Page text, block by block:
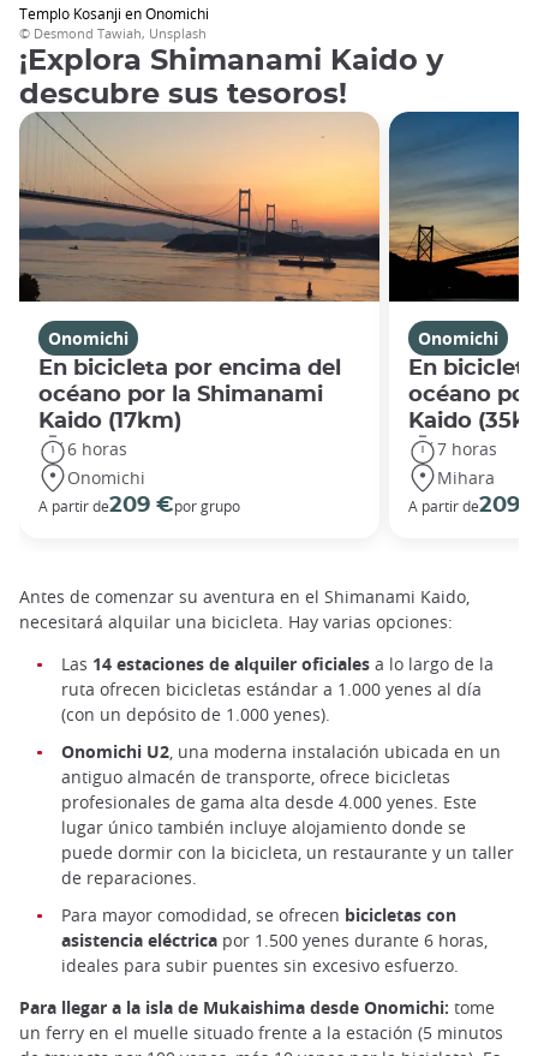
Templo Kosanji en Onomichi
© Desmond Tawiah, Unsplash
¡Explora Shimanami Kaido y
descubre sus tesoros!
Onomichi
En bicicleta por encima del
océano por la Shimanami
Kaido (17km)
6 horas
Onomichi
A partir de209 €por grupo
Onomichi
En
océano
Kaido
7 horas
Mihara
A partir de209
Antes de comenzar su aventura en el Shimanami Kaido,
necesitará alquilar una bicicleta. Hay varias opciones:
Las 14 estaciones de alquiler oficiales a lo largo de la
ruta ofrecen bicicletas estándar a 1.000 yenes al día
(con un depósito de 1.000 yenes).
Onomichi U2, una moderna instalación ubicada en un
antiguo almacén de transporte, ofrece bicicletas
profesionales de gama alta desde 4.000 yenes. Este
lugar único también incluye alojamiento donde se
puede dormir con la bicicleta, un restaurante y un taller
de reparaciones.
Para mayor comodidad, se ofrecen bicicletas con
asistencia eléctrica por 1.500 yenes durante 6 horas,
ideales para subir puentes sin excesivo esfuerzo.
Para llegar a la isla de Mukaishima desde Onomichi: tome
un ferry en el muelle situado frente a la estación (5 minutos